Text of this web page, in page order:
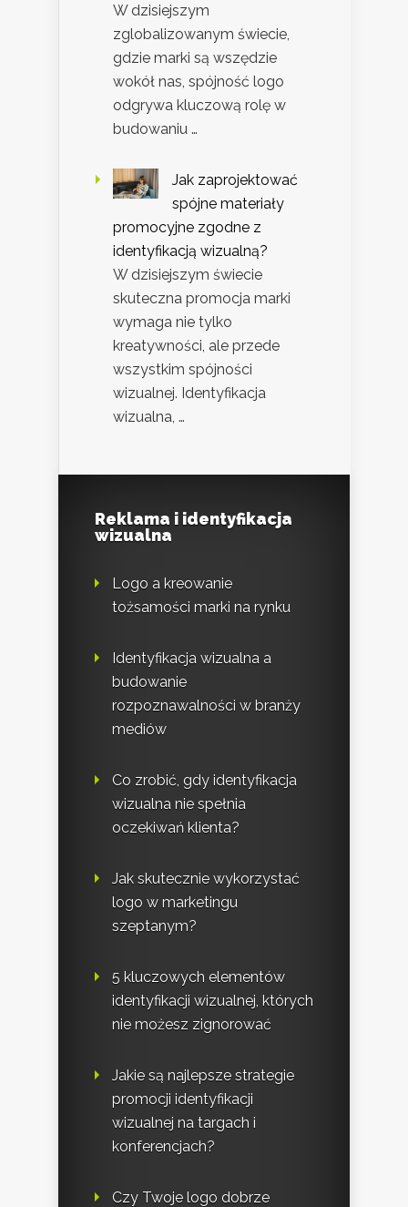
W dzisiejszym
zglobalizowanym świecie,
gdzie marki są wszędzie
wokół nas, spójność logo
odgrywa kluczową rolę w
budowaniu …
Jak zaprojektować
spójne materiały
promocyjne zgodne z
identyfikacją wizualną?
W dzisiejszym świecie
skuteczna promocja marki
wymaga nie tylko
kreatywności, ale przede
wszystkim spójności
wizualnej. Identyfikacja
wizualna, …
Reklama i identyfikacja
wizualna
Logo a kreowanie
tożsamości marki na rynku
Identyfikacja wizualna a
budowanie
rozpoznawalności w branży
mediów
Co zrobić, gdy identyfikacja
wizualna nie spełnia
oczekiwań klienta?
Jak skutecznie wykorzystać
logo w marketingu
szeptanym?
5 kluczowych elementów
identyfikacji wizualnej, których
nie możesz zignorować
Jakie są najlepsze strategie
promocji identyfikacji
wizualnej na targach i
konferencjach?
Czy Twoje logo dobrze